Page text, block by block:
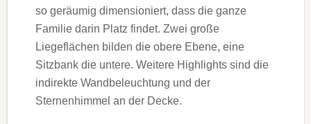
so geräumig dimensioniert, dass die ganze
Familie darin Platz findet. Zwei große
Liegeflächen bilden die obere Ebene, eine
Sitzbank die untere. Weitere Highlights sind die
indirekte Wand­beleuchtung und der
Sternenhimmel an der Decke.